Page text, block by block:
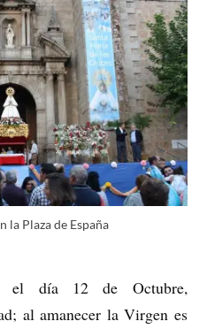
la Plaza de España
el día 12 de Octubre,
al amanecer la Virgen es